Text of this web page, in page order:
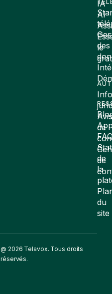
des
de
la
du
site
IA
AI
le
Avis
de
de
@ 2026 Telavox. Tous droits
réservés.